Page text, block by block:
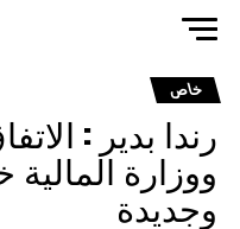
خاص
رندا بدير :
ووزارة
وجديدة